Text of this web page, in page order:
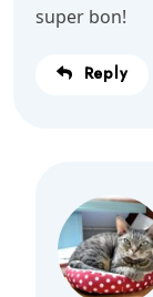
super bon!
Reply